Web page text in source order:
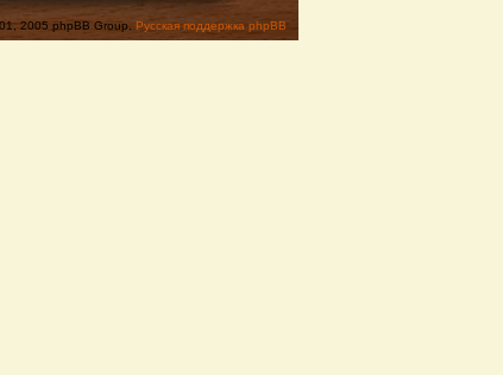
2005 phpBB Group, Русская поддержка phpBB